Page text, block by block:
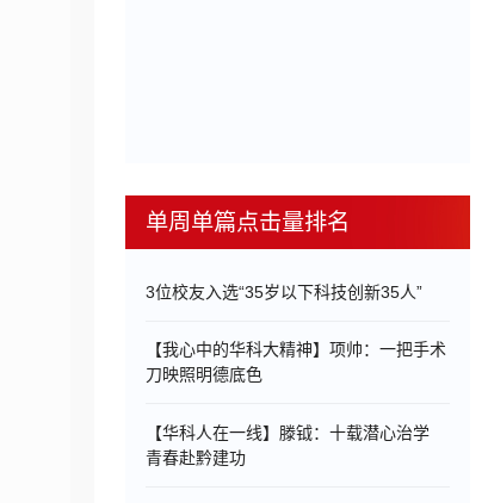
单周单篇点击量排名
3位校友入选“35岁以下科技创新35人”
【我心中的华科大精神】项帅：一把手术
刀映照明德底色
【华科人在一线】滕钺：十载潜心治学
青春赴黔建功